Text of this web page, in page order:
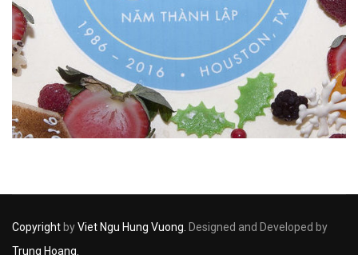
CopyrightbyViet Ngu Hung Vuong. Designed and Developed by
Trung Hoang.